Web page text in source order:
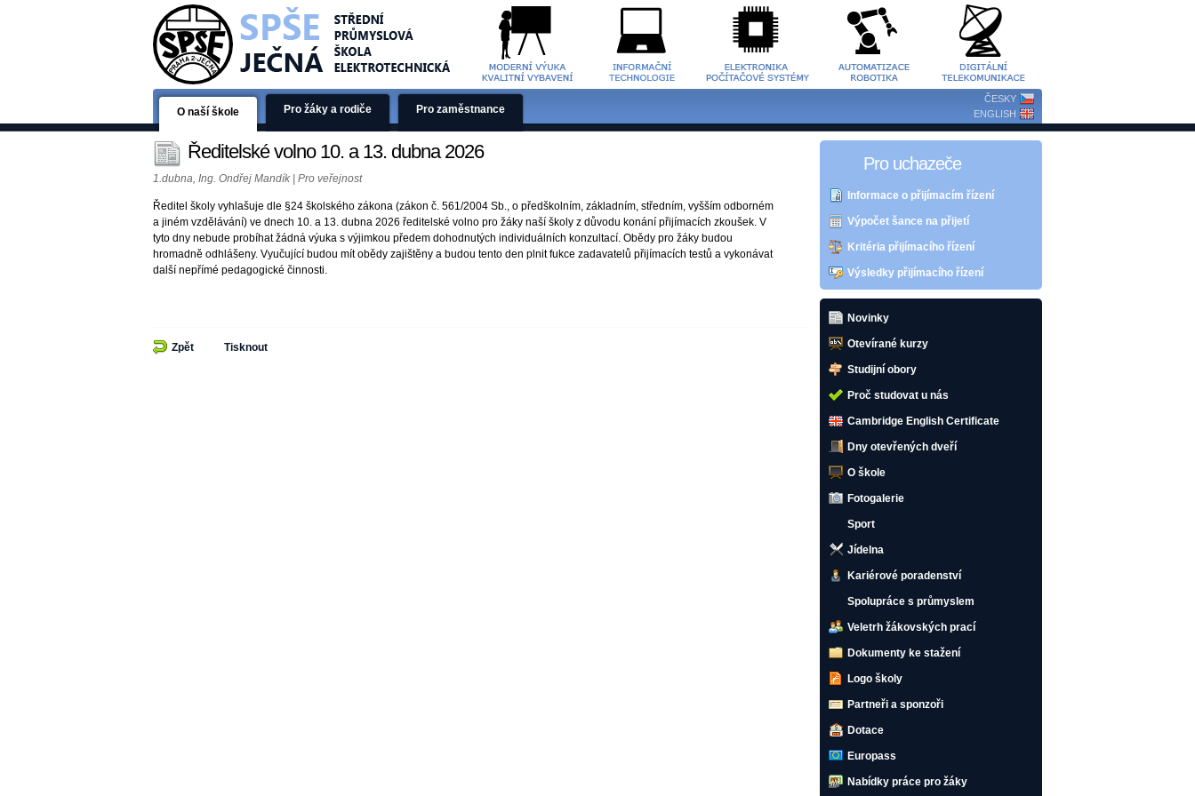
ČESKY
ENGLISH
O naší škole Pro žáky a rodiče Pro zaměstnance
Pro uchazeče
Informace o přijímacím řízení
Výpočet šance na přijetí
Kritéria přijímacího řízení
Výsledky přijímacího řízení
Novinky
Otevírané kurzy
Studijní obory
Proč studovat u nás
Cambridge English Certificate
Dny otevřených dveří
O škole
Fotogalerie
Sport
Jídelna
Kariérové poradenství
Spolupráce s průmyslem
Veletrh žákovských prací
Dokumenty ke stažení
Logo školy
Partneři a sponzoři
Dotace
Europass
Nabídky práce pro žáky
Ředitelské volno 10. a 13. dubna 2026
1.dubna, Ing. Ondřej Mandík | Pro veřejnost
Ředitel školy vyhlašuje dle §24 školského zákona (zákon č. 561/2004 Sb., o předškolním, základním, středním, vyšším odborném
a jiném vzdělávání) ve dnech 10. a 13. dubna 2026 ředitelské volno pro žáky naší školy z důvodu konání přijímacích zkoušek. V
tyto dny nebude probíhat žádná výuka s výjimkou předem dohodnutých individuálních konzultací. Obědy pro žáky budou
hromadně odhlášeny. Vyučující budou mít obědy zajištěny a budou tento den plnit fukce zadavatelů přijímacích testů a vykonávat
další nepřímé pedagogické činnosti.
Zpět Tisknout